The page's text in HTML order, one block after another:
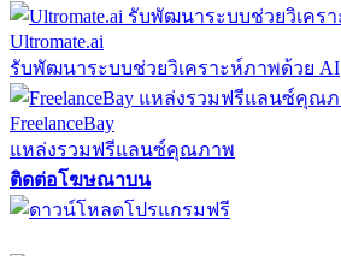
Ultromate.ai
รับพัฒนาระบบช่วยวิเคราะห์ภาพด้วย AI
FreelanceBay
แหล่งรวมฟรีแลนซ์คุณภาพ
ติดต่อโฆษณาบน